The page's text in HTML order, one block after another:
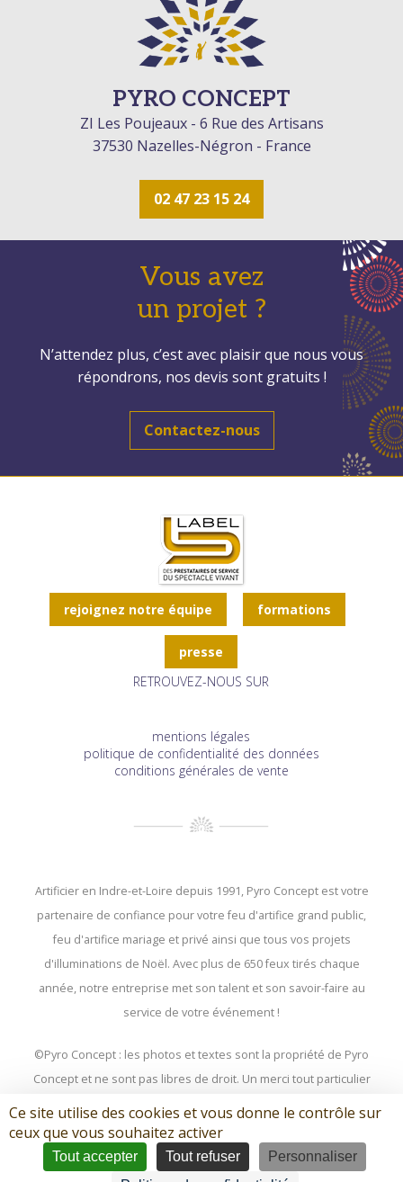
PYRO CONCEPT
ZI Les Poujeaux - 6 Rue des Artisans
37530 Nazelles-Négron - France
02 47 23 15 24
Vous avez
un projet ?
N’attendez plus, c’est avec plaisir que nous vous
répondrons, nos devis sont gratuits !
Contactez-nous
rejoignez notre équipe formations
presse
RETROUVEZ-NOUS SUR
mentions légales
politique de confidentialité des données
conditions générales de vente
Artificier en Indre-et-Loire depuis 1991, Pyro Concept est votre
partenaire de confiance pour votre feu d'artifice grand public,
feu d'artifice mariage et privé ainsi que tous vos projets
d'illuminations de Noël. Avec plus de 650 feux tirés chaque
année, notre entreprise met son talent et son savoir-faire au
service de votre événement !
©Pyro Concept : les photos et textes sont la propriété de Pyro
Concept et ne sont pas libres de droit. Un merci tout particulier
préférés
qui saisissent avec un talent inégalé les meilleurs
moments de nos spectacles...
Ce site utilise des cookies et vous donne le contrôle sur
ceux que vous souhaitez activer
Tout accepter Tout refuser
Personnaliser